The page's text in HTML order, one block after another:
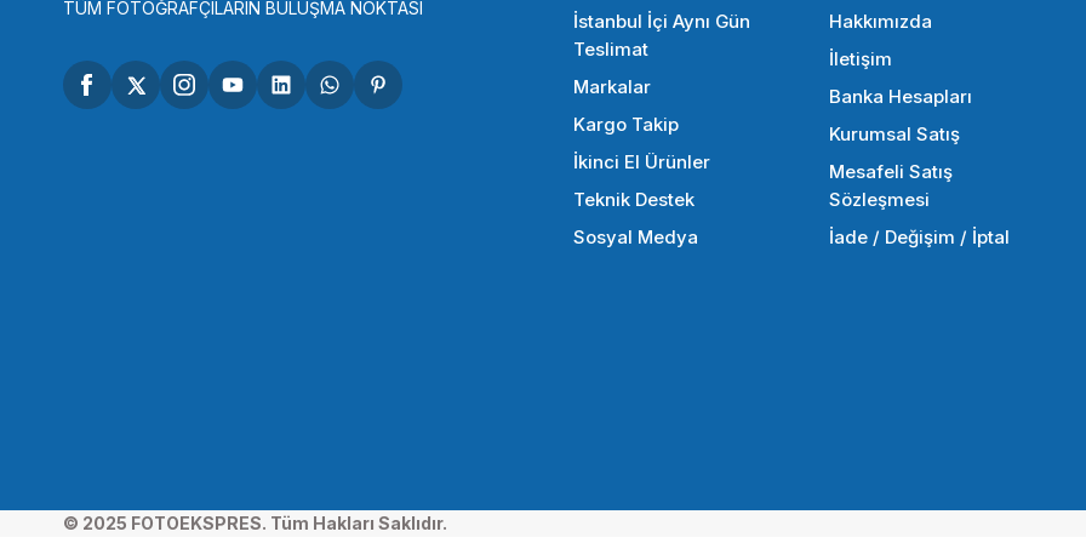
STOKTA YOK
Tükendi
NANLİTE
TÜM FOTOĞRAFÇILARIN BULUŞMA NOKTASI
İstanbul İçi Aynı Gün
Teslimat
Markalar
Kargo Takip
İkinci El Ürünler
Teknik Destek
Sosyal Medya
Hakkımızda
İletişim
Banka Hesapları
Kurumsal Satış
Mesafeli Satış
Sözleşmesi
İade / Değişim / İptal
© 2025 FOTOEKSPRES. Tüm Hakları Saklıdır.